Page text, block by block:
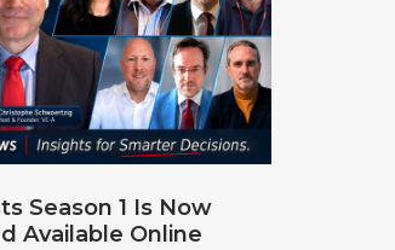
Season 1 Is Now
Available Online